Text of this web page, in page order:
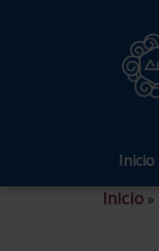
Inicio
Inicio »